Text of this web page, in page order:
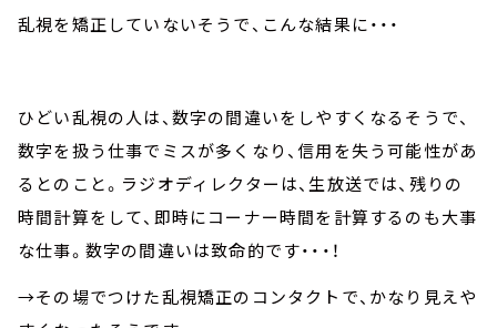
乱視を矯正していないそうで、こんな結果に・・・
ひどい乱視の人は、数字の間違いをしやすくなるそうで、
数字を扱う仕事でミスが多くなり、信用を失う可能性があ
るとのこと。ラジオディレクターは、生放送では、残りの
時間計算をして、即時にコーナー時間を計算するのも大事
な仕事。数字の間違いは致命的です・・・！
→その場でつけた乱視矯正のコンタクトで、かなり見えや